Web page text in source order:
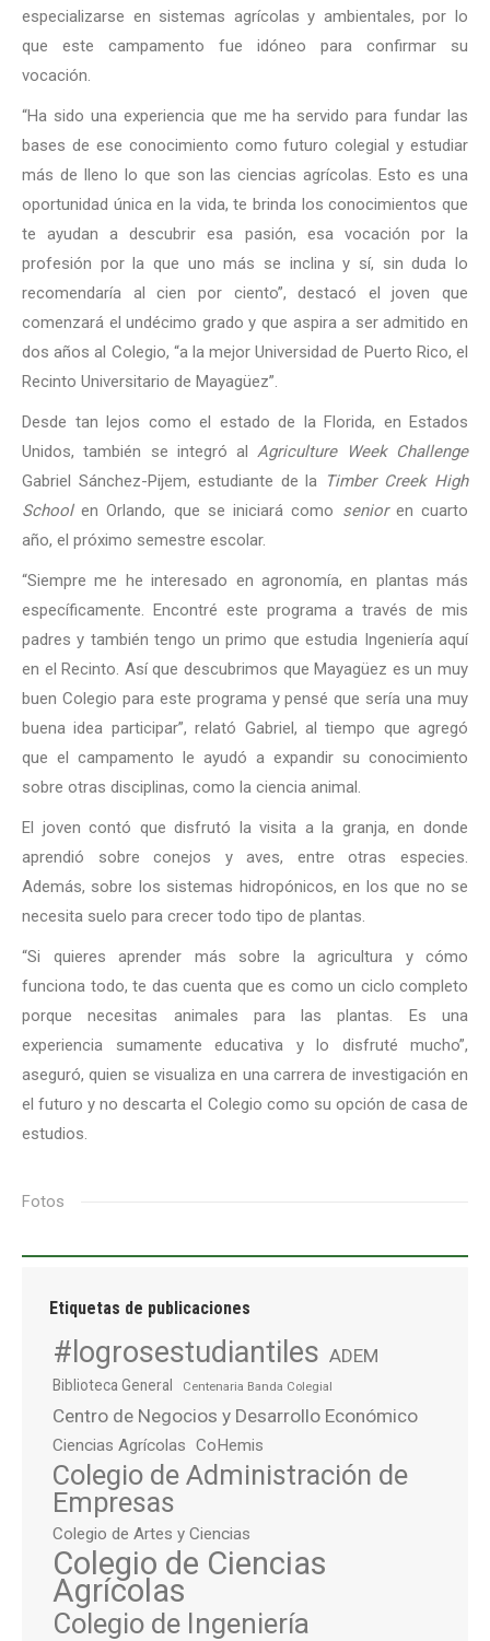
especializarse en sistemas agrícolas y ambientales, por lo
que este campamento fue idóneo para confirmar su
vocación.
“Ha sido una experiencia que me ha servido para fundar las
bases de ese conocimiento como futuro colegial y estudiar
más de lleno lo que son las ciencias agrícolas. Esto es una
oportunidad única en la vida, te brinda los conocimientos que
te ayudan a descubrir esa pasión, esa vocación por la
profesión por la que uno más se inclina y sí, sin duda lo
recomendaría al cien por ciento”, destacó el joven que
comenzará el undécimo grado y que aspira a ser admitido en
dos años al Colegio, “a la mejor Universidad de Puerto Rico, el
Recinto Universitario de Mayagüez”.
Desde tan lejos como el estado de la Florida, en Estados
Unidos, también se integró al Agriculture Week Challenge
Gabriel Sánchez-Pijem, estudiante de la
Timber Creek High
Schoolen Orlando, que se iniciará como senioren cuarto
año, el próximo semestre escolar.
“Siempre me he interesado en agronomía, en plantas más
específicamente. Encontré este programa a través de mis
padres y también tengo un primo que estudia Ingeniería aquí
en el Recinto. Así que descubrimos que Mayagüez es un muy
buen Colegio para este programa y pensé que sería una muy
buena idea participar”, relató Gabriel, al tiempo que agregó
que el campamento le ayudó a expandir su conocimiento
sobre otras disciplinas, como la ciencia animal.
El joven contó que disfrutó la visita a la granja, en donde
aprendió sobre conejos y aves, entre otras especies.
Además, sobre los sistemas hidropónicos, en los que no se
necesita suelo para crecer todo tipo de plantas.
“Si quieres aprender más sobre la agricultura y cómo
funciona todo, te das cuenta que es como un ciclo completo
porque necesitas animales para las plantas. Es una
experiencia sumamente educativa y lo disfruté mucho”,
aseguró, quien se visualiza en una carrera de investigación en
el futuro y no descarta el Colegio como su opción de casa de
estudios.
Fotos
Etiquetas de publicaciones
#logrosestudiantiles ADEM
Biblioteca General Centenaria Banda Colegial
Centro de Negocios y Desarrollo Económico
Ciencias Agrícolas CoHemis
Colegio de Administración de
Empresas
Colegio de Artes y Ciencias
Colegio de Ciencias
Agrícolas
Colegio de Ingeniería